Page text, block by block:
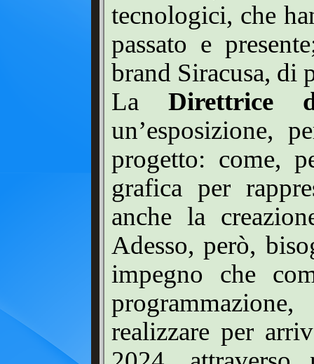
tecnologici, che
passato e
brand Siracusa, di
La Direttrice
un’esposizione,
progetto: come,
grafica per
anche la
Adesso, però,
impegno che
realizzare per